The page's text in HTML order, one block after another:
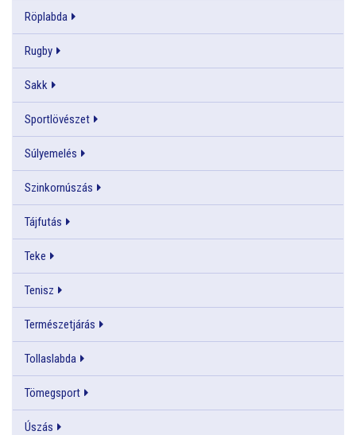
Röplabda
Rugby
Sakk
Sportlövészet
Súlyemelés
Szinkornúszás
Tájfutás
Teke
Tenisz
Természetjárás
Tollaslabda
Tömegsport
Úszás